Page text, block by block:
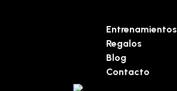
Entrenamientos
Regalos
Blog
Contacto